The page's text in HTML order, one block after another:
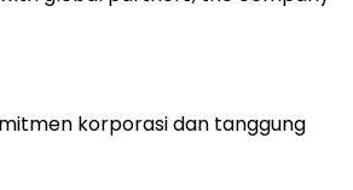
korporasi dan tanggung